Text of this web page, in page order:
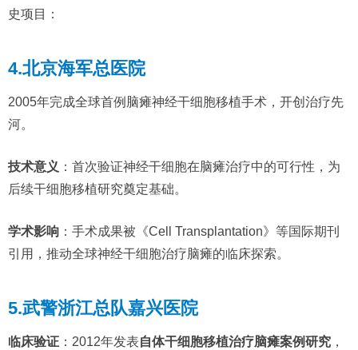
史项目：
4.北京海军总医院
2005年完成全球首例脑瘫神经干细胞移植手术，开创治疗先
河。
技术意义 ：首次验证神经干细胞在脑瘫治疗中的可行性，为
后续干细胞移植研究奠定基础。
学术影响 ：手术成果被《Cell Transplantation》等国际期刊
引用，推动全球神经干细胞治疗脑瘫的临床探索。
5.武警浙江总队嘉兴医院
临床验证 ：2012年发表自体干细胞移植治疗脑瘫案例研究 ，